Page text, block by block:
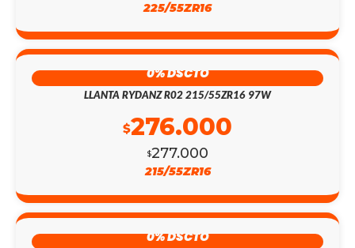
225/55ZR16
0% DSCTO
LLANTA RYDANZ R02 215/55ZR16 97W
$277.000
$276.000
215/55ZR16
0% DSCTO